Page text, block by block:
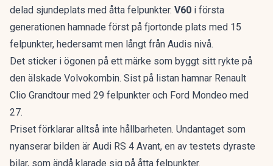
delad sjundeplats med åtta felpunkter. V60 i första
generationen hamnade först på fjortonde plats med 15
felpunkter, hedersamt men långt från Audis nivå.
Det sticker i ögonen på ett märke som byggt sitt rykte på
den älskade Volvokombin. Sist på listan hamnar Renault
Clio Grandtour med 29 felpunkter och Ford Mondeo med
27.
Priset förklarar alltså inte hållbarheten. Undantaget som
nyanserar bilden är Audi RS 4 Avant, en av testets dyraste
bilar, som ändå klarade sig på åtta felpunkter.